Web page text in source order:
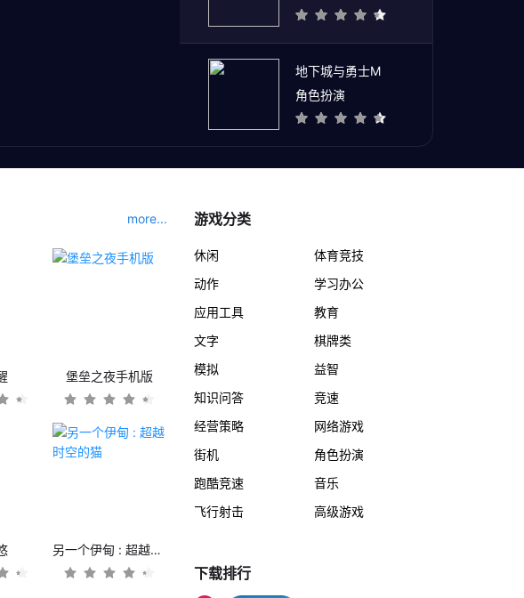
地下城与勇士M
角色扮演
more...
堡垒之夜手机版
另一个伊甸 : 超越时空的猫
游戏分类
休闲
体育竞技
动作
学习办公
应用工具
教育
文字
棋牌类
模拟
益智
知识问答
竞速
经营策略
网络游戏
街机
角色扮演
跑酷竞速
音乐
飞行射击
高级游戏
下载排行